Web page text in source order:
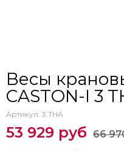
Весы
CASTON-I 3
Артикул: 3 THA
53 929 руб 66